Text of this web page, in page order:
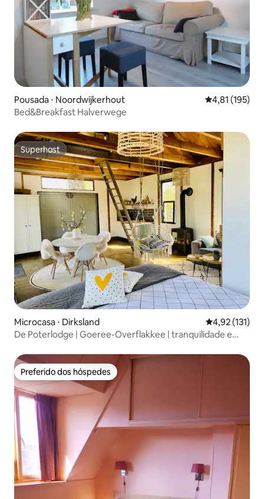
Pousada ⋅ Noordwijkerhout 4,81 de uma
4,81 (195)
Bed&Breakfast Halverwege
Superhost
Superhost
Microcasa ⋅ Dirksland 4,92 de uma
4,92 (131)
De Poterlodge | Goeree-Overflakkee | tranquilidade e
Preferido dos hóspedes
Preferido dos hóspedes